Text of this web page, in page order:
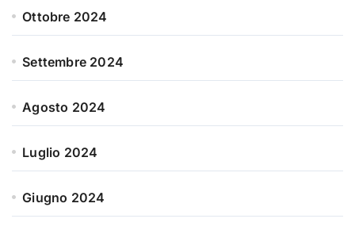
Ottobre 2024
Settembre 2024
Agosto 2024
Luglio 2024
Giugno 2024